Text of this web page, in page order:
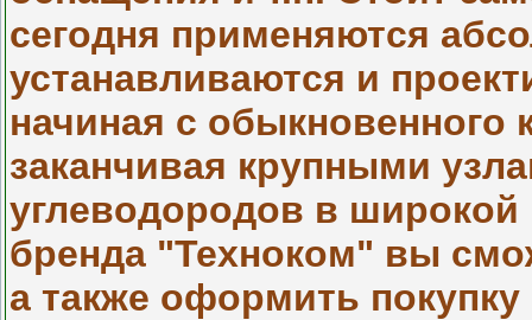
сегодня применяются
устанавливаются и
начиная с обыкновенного
заканчивая крупными
углеводородов в
бренда "Техноком" вы
а также оформить